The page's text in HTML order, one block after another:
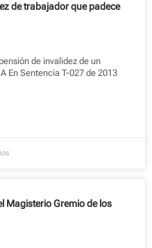
de trabajador que padece
de invalidez de un
En Sentencia T-027 de 2013
Magisterio Gremio de los